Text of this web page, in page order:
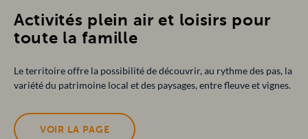
Activités plein air et loisirs pour
toute la famille
Le territoire offre la possibilité de découvrir, au rythme des pas, la
variété du patrimoine local et des paysages, entre fleuve et vignes.
VOIR LA PAGE